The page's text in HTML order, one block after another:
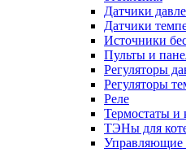
Датчики
Датчики
Источники
Пульты и
Регуляторы
Регуляторы
Реле
Термостаты и
ТЭНы для
Управляющие